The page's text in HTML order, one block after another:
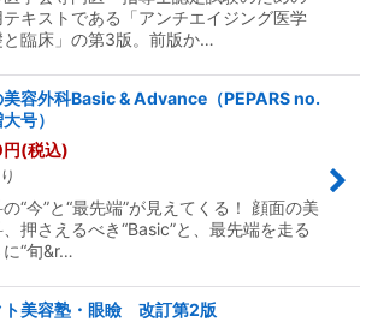
キストである「アンチエイジング医学
と臨床」の第3版。前版か…
美容外科Basic & Advance（PEPARS no.
号）
円(税込)
“今”と“最先端”が見えてくる！ 顔面の美
押さえるべき“Basic”と、最先端を走る
“旬&r…
ト美容塾・眼瞼 改訂第2版